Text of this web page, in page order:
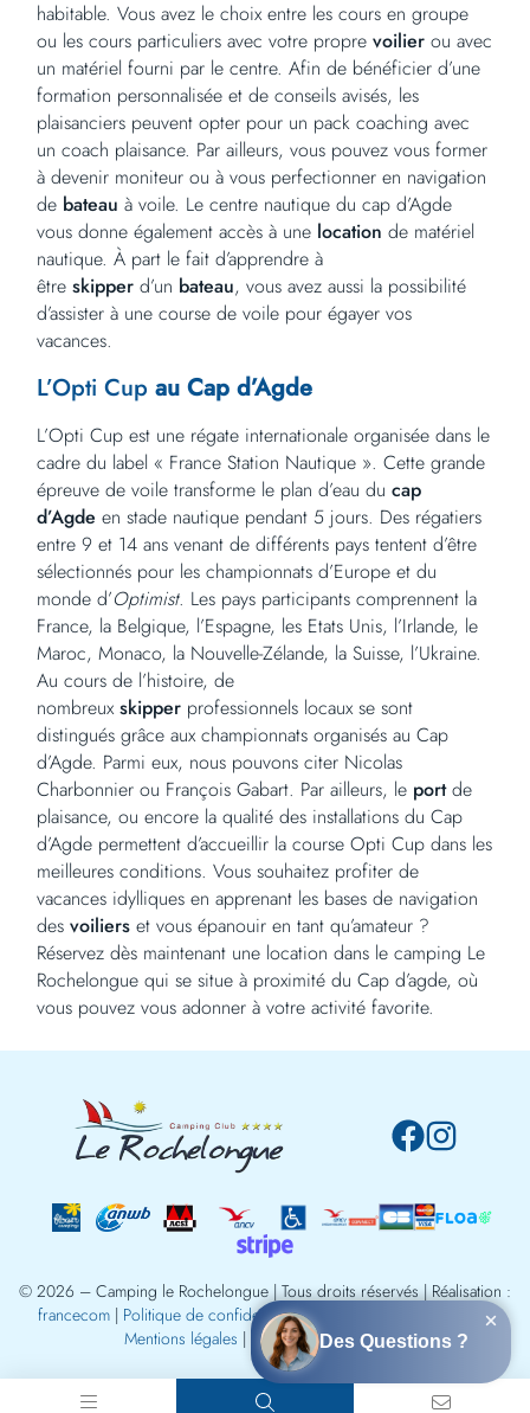
habitable. Vous avez le choix entre les cours en groupe
ou les cours particuliers avec votre proprevoilierou avec
un matériel fourni par le centre. Afin de bénéficier d’une
formation personnalisée et de conseils avisés, les
plaisanciers peuvent opter pour un pack coaching avec
un coach plaisance. Par ailleurs, vous pouvez vous former
à devenir moniteur ou à vous perfectionner en navigation
de bateau à voile. Le centre nautique du cap d’Agde
vous donne également accès à une locationde matériel
nautique. À part le fait d’apprendre à
êtreskipperd’un bateau, vous avez aussi la possibilité
d’assister à une course de voile pour égayer vos
vacances.
L’Opti Cupau Cap d’Agde
L’Opti Cup est une régate internationale organisée dans le
cadre du label « France Station Nautique ». Cette grande
épreuve de voile transforme le plan d’eau ducap
d’Agde en stade nautique pendant 5 jours. Des régatiers
entre 9 et 14 ans venant de différents pays tentent d’être
sélectionnés pour les championnats d’Europe et du
monde d’Optimist. Les pays participants comprennent la
France, la Belgique, l’Espagne, les Etats Unis, l’Irlande, le
Maroc, Monaco, la Nouvelle-Zélande, la Suisse, l’Ukraine.
Au cours de l’histoire, de
nombreuxskipper professionnels locaux se sont
distingués grâce aux championnats organisés au Cap
d’Agde. Parmi eux, nous pouvons citer Nicolas
Charbonnier ou François Gabart. Par ailleurs, le portde
plaisance, ou encore la qualité des installations du Cap
d’Agde permettent d’accueillir la course Opti Cup dans les
meilleures conditions. Vous souhaitez profiter de
vacances idylliques en apprenant les bases de navigation
desvoilierset vous épanouir en tant qu’amateur ?
Réservez dès maintenant une location dans le camping Le
Rochelongue qui se situe à proximité du Cap d’agde, où
vous pouvez vous adonner à votre activité favorite.
© 2026 – Camping le Rochelongue | Tous droits réservés | Réalisation :
francecom| Politique de confidentialité|
|
Mentions légales | Gérer le consentement